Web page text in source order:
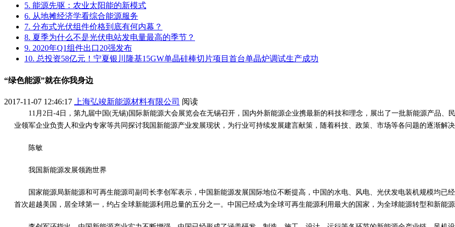
5. 能源先驱：农业太阳能的新模式
6. 从地摊经济学看综合能源服务
7. 分布式光伏组件价格到底有何内幕？
8. 夏季为什么不是光伏电站发电量最高的季节？
9. 2020年Q1组件出口20强发布
10. 总投资58亿元！宁夏银川隆基15GW单晶硅棒切片项目首台单晶炉调试生产成功
“绿色能源”就在你我身边
2017-11-07 12:46:17 上海弘竣新能源材料有限公司 阅读
11月2日-4日，第九届中国(无锡)国际新能源大会展览会在无锡召开，国内外新能源企业携最新的科技和理念，展出了一批新能源产品
业领军企业负责人和业内专家等共同探讨我国新能源产业发展现状，为行业可持续发展建言献策，随着科技、政策、市场等各问题的逐渐解
陈敏
我国新能源发展领跑世界
国家能源局新能源和可再生能源司副司长李创军表示，中国新能源发展国际地位不断提高，中国的水电、风电、光伏发电装机规模均已
首次超越美国，居全球第一，约占全球新能源利用总量的五分之一。中国已经成为全球可再生能源利用最大的国家，为全球能源转型和新能